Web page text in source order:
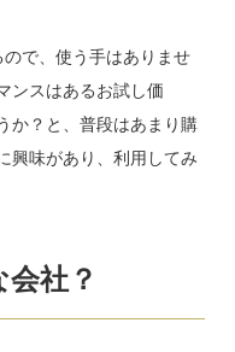
で、使う手はありませ
ンスはあるお試し価
か？と、普段はあまり購
興味があり、利用してみ
社？